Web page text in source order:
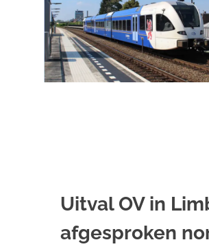
Uitval OV in
afgesproken